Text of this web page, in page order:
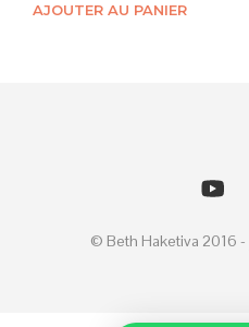
AJOUTER AU PANIER
© Beth Haketiva 2016 -